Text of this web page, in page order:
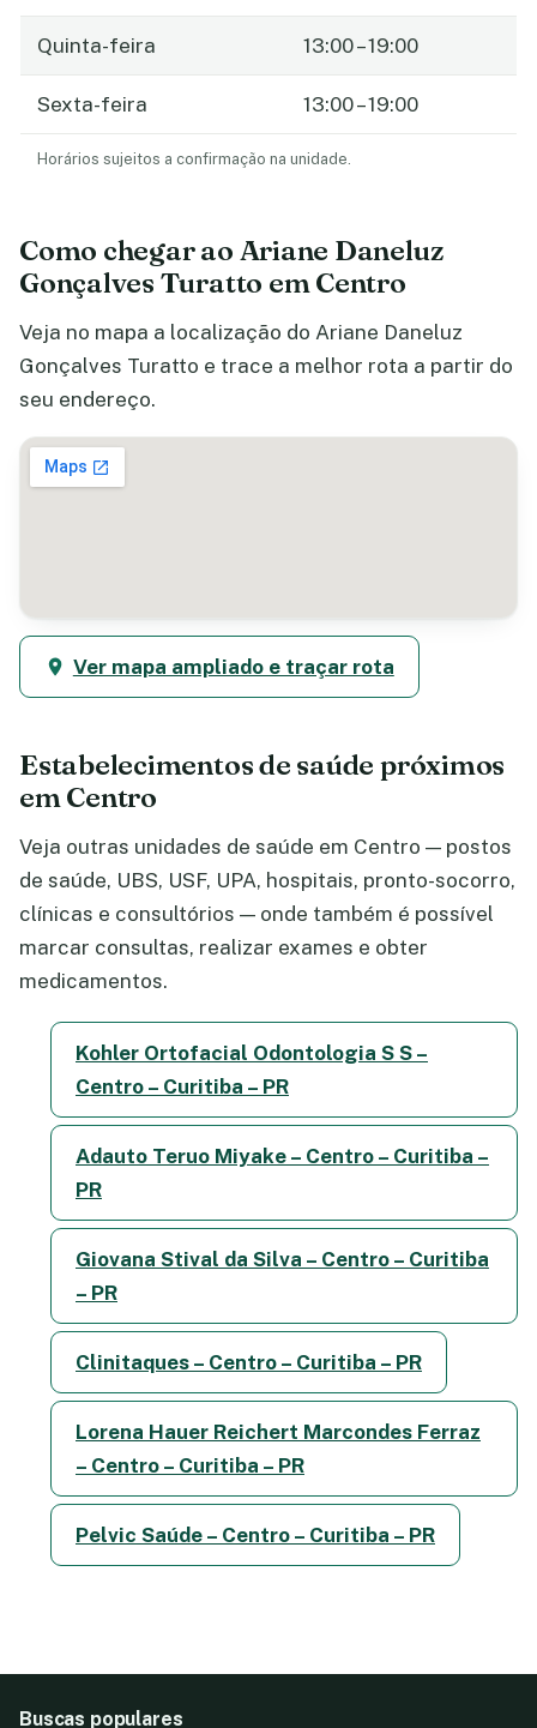
Quinta-feira 13:00 – 19:00
Sexta-feira 13:00 – 19:00
Horários sujeitos a confirmação na unidade.
Como chegar ao Ariane Daneluz
Gonçalves Turatto em Centro
Veja no mapa a localização do Ariane Daneluz
Gonçalves Turatto e trace a melhor rota a partir do
seu endereço.
Ver mapa ampliado e traçar rota
Estabelecimentos de saúde próximos
em Centro
Veja outras unidades de saúde em Centro — postos
de saúde, UBS, USF, UPA, hospitais, pronto-socorro,
clínicas e consultórios — onde também é possível
marcar consultas, realizar exames e obter
medicamentos.
Kohler Ortofacial Odontologia S S –
Centro – Curitiba – PR
Adauto Teruo Miyake – Centro – Curitiba –
PR
Giovana Stival da Silva – Centro – Curitiba
– PR
Clinitaques – Centro – Curitiba – PR
Lorena Hauer Reichert Marcondes Ferraz
– Centro – Curitiba – PR
Pelvic Saúde – Centro – Curitiba – PR
Buscas populares